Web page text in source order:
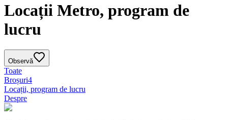
Locații Metro, program de
lucru
Observă
Toate
Broșuri4
Locații, program de lucru
Despre